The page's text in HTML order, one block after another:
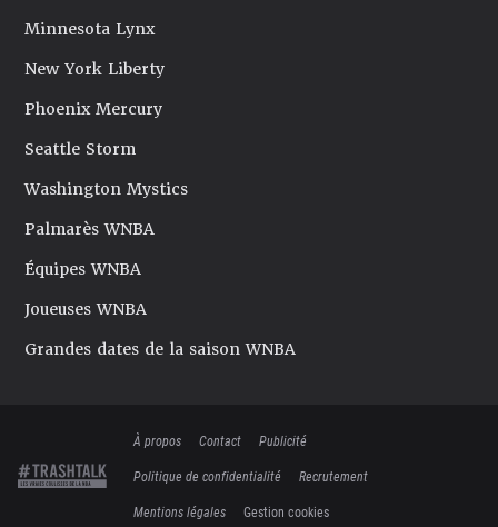
Minnesota Lynx
New York Liberty
Phoenix Mercury
Seattle Storm
Washington Mystics
Palmarès WNBA
Équipes WNBA
Joueuses WNBA
Grandes dates de la saison WNBA
À propos Contact
Publicité
Politique de confidentialité
Recrutement
Mentions légales
Gestion cookies